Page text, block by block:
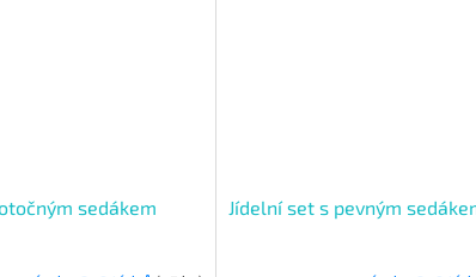
sedákem
Jídelní set s pevným